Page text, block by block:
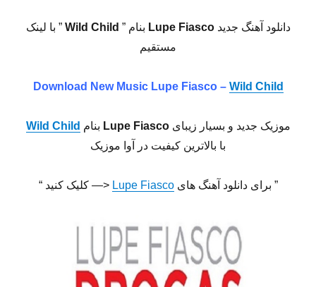
دانلود آهنگ جدید Lupe Fiasco بنام ” Wild Child ” با لینک
مستقیم
Download New MusicLupe Fiasco – Wild Child
موزیک جدید و بسیار زیبایLupe Fiasco بنام Wild Child
با بالاترین کیفیت در آوا موزیک
” برای دانلود آهنگ هایLupe Fiasco <— کلیک کنید “